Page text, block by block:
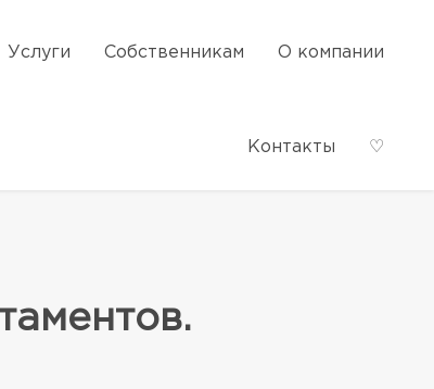
Услуги Собственникам О компании
Контакты ♡